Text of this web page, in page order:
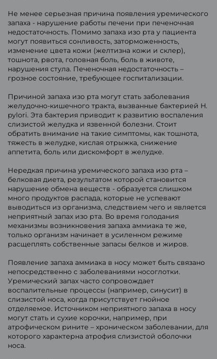
Не менее серьезная причина появления уремического
запаха - нарушение работы печени при печеночная
недостаточность. Помимо запаха изо рта у пациента
могут появиться сонливость, заторможенность,
изменение цвета кожи (желтизна кожи и склер),
тошнота, рвота, головная боль, боль в животе,
нарушения стула. Печеночная недостаточность –
грозное состояние, требующее госпитализации.
Причиной запаха изо рта могут стать заболевания
желудочно-кишечного тракта, вызванные бактерией H.
pylori. Эта бактерия приводит к развитию воспаления
слизистой желудка и язвенной болезни. Стоит
обратить внимание на такие симптомы, как тошнота,
тяжесть в желудке, кислая отрыжка, снижение
аппетита, боль или дискомфорт в желудке.
Нередкая причина уремического запаха изо рта –
белковая диета, результатом которой становится
нарушение обмена веществ - образуется слишком
много продуктов распада, которые не успевают
выводиться из организма, следствием чего и является
неприятный запах изо рта. Во время голодания
механизмы возникновения запаха аммиака те же,
только организм начинает в усиленном режиме
расщеплять собственные запасы белков и жиров.
Появление запаха аммиака в носу может быть связано
непосредственно с заболеваниями носоглотки.
Уремический запах часто сопровождает
воспалительные процессы (например, синусит) в
слизистой носа, когда присутствует гнойное
отделяемое. Источником неприятного запаха в носу
могут стать и сухие корочки, например, при
атрофическом рините – хроническом заболевании, для
которого характерна атрофия слизистой оболочки
носа.